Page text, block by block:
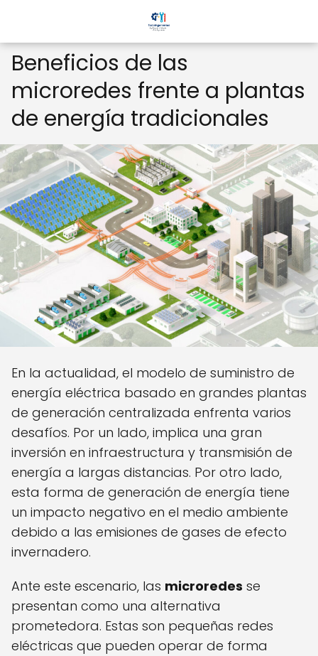
Beneficios de las
microredes frente a plantas
de energía tradicionales
En la actualidad, el modelo de suministro de
energía eléctrica basado en grandes plantas
de generación centralizada enfrenta varios
desafíos. Por un lado, implica una gran
inversión en infraestructura y transmisión de
energía a largas distancias. Por otro lado,
esta forma de generación de energía tiene
un impacto negativo en el medio ambiente
debido a las emisiones de gases de efecto
invernadero.
Ante este escenario, las microredes se
presentan como una alternativa
prometedora. Estas son pequeñas redes
eléctricas que pueden operar de forma